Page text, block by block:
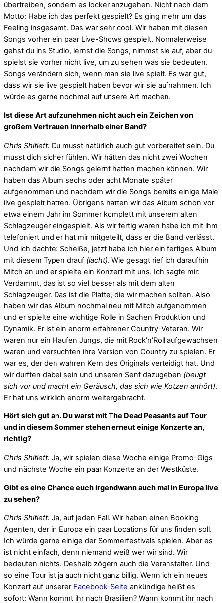
übertreiben, sondern es locker anzugehen. Nicht nach dem
Motto: Habe ich das perfekt gespielt? Es ging mehr um das
Feeling insgesamt. Das war sehr cool. Wir haben mit diesen
Songs vorher ein paar Live-Shows gespielt. Normalerweise
gehst du ins Studio, lernst die Songs, nimmst sie auf, aber du
spielst sie vorher nicht live, um zu sehen was sie bedeuten.
Songs verändern sich, wenn man sie live spielt. Es war gut,
dass wir sie live gespielt haben bevor wir sie aufnahmen. Ich
würde es gerne nochmal auf unsere Art machen.
Ist diese Art aufzunehmen nicht auch ein Zeichen von
großem Vertrauen innerhalb einer Band?
Chris Shiflett: Du musst natürlich auch gut vorbereitet sein. Du
musst dich sicher fühlen. Wir hätten das nicht zwei Wochen
nachdem wir die Songs gelernt hatten machen können. Wir
haben das Album sechs oder acht Monate später
aufgenommen und nachdem wir die Songs bereits einige Male
live gespielt hatten. Übrigens hatten wir das Album schon vor
etwa einem Jahr im Sommer komplett mit unserem alten
Schlagzeuger eingespielt. Als wir fertig waren habe ich mit ihm
telefoniert und er hat mir mitgeteilt, dass er die Band verlässt.
Und ich dachte: Scheiße, jetzt habe ich hier ein fertiges Album
mit diesem Typen drauf (lacht). Wie gesagt rief ich daraufhin
Mitch an und er spielte ein Konzert mit uns. Ich sagte mir:
Verdammt, das ist so viel besser als mit dem alten
Schlagzeuger. Das ist die Platte, die wir machen sollten. Also
haben wir das Album nochmal neu mit Mitch aufgenommen
und er spielte eine wichtige Rolle in Sachen Produktion und
Dynamik. Er ist ein enorm erfahrener Country-Veteran. Wir
waren nur ein Haufen Jungs, die mit Rock’n’Roll aufgewachsen
waren und versuchten ihre Version von Country zu spielen. Er
war es, der den wahren Kern des Originals verteidigt hat. Und
wir durften dabei sein und unseren Senf dazugeben (beugt
sich vor und macht ein Geräusch, das sich wie Kotzen anhört).
Er hat uns wirklich enorm weitergebracht.
Hört sich gut an. Du warst mit The Dead Peasants auf Tour
und in diesem Sommer stehen erneut einige Konzerte an,
richtig?
Chris Shiflett: Ja, wir spielen diese Woche einige Promo-Gigs
und nächste Woche ein paar Konzerte an der Westküste.
Gibt es eine Chance euch irgendwann auch mal in Europa live
zu sehen?
Chris Shiflett: Ja, auf jeden Fall. Wir haben einen Booking
Agenten, der in Europa ein paar Locations für uns finden soll.
Ich würde gerne einige der Sommerfestivals spielen. Aber es
ist nicht einfach, denn niemand weiß wer wir sind. Wir
bedeuten nichts. Deshalb zögern auch die Veranstalter. Und
so eine Tour ist ja auch nicht ganz billig. Wenn ich ein neues
Konzert auf unserer Facebook-Seite ankündige heißt es
sofort: Wann kommt ihr nach Brasilien? Wann kommt ihr nach